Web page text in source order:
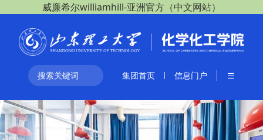
威廉希尔williamhill-亚洲官方（中文网站）
集团首页 信息门户